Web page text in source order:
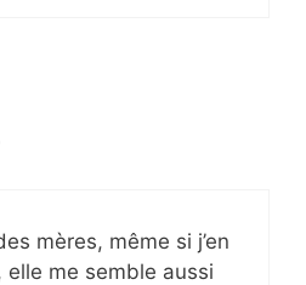
mères, même si j’en
me semble aussi